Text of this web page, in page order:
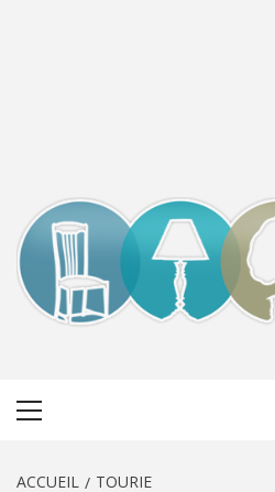
ACCUEIL TOURIE